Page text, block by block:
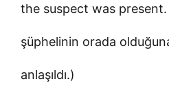
the suspect was present.
şüphelinin orada
anlaşıldı.)